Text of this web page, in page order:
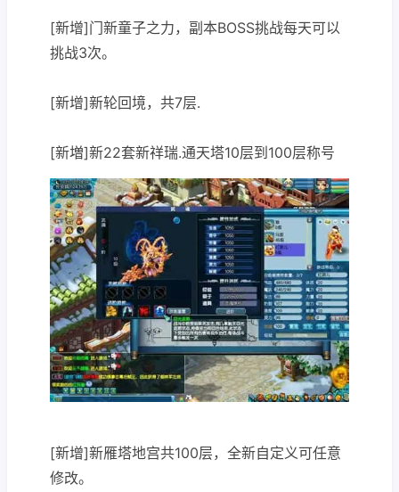
[新增]门新童子之力，副本BOSS挑战每天可以
挑战3次。
[新增]新轮回境，共7层.
[新増]新22套新祥瑞.通天塔10层到100层称号
[新增]新雁塔地宫共100层，全新自定义可任意
修改。